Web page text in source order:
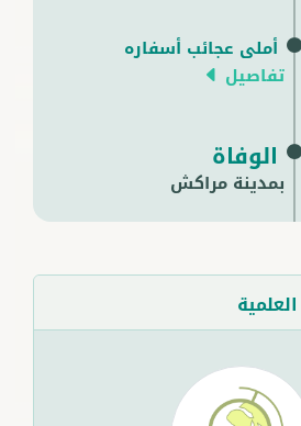
أملى عجائب أسفاره
تفاصيل
الوفاة
بمدينة مراكش